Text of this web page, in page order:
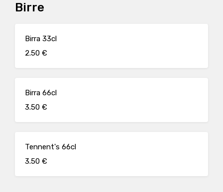
Birre
Birra 33cl
2.50 €
Birra 66cl
3.50 €
Tennent's 66cl
3.50 €